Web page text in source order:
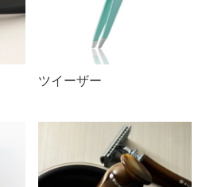
ツイーザー